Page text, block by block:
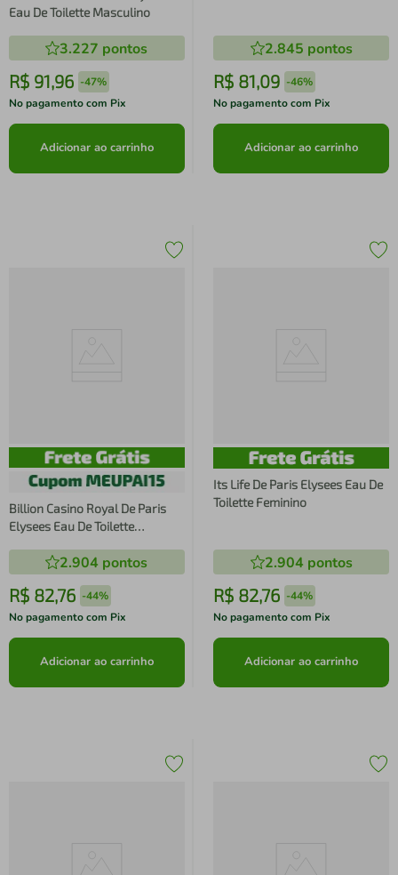
Eau De Toilette Masculino
3.227 pontos
R$ 91,96 -47%
No pagamento com Pix
Adicionar ao carrinho
2.845 pontos
R$ 81,09 -46%
No pagamento com Pix
Adicionar ao carrinho
Billion Casino Royal De Paris
Elysees Eau De Toilette
2.904 pontos
R$ 82,76 -44%
No pagamento com Pix
Adicionar ao carrinho
Its Life De Paris Elysees Eau De
Toilette Feminino
2.904 pontos
R$ 82,76 -44%
No pagamento com Pix
Adicionar ao carrinho